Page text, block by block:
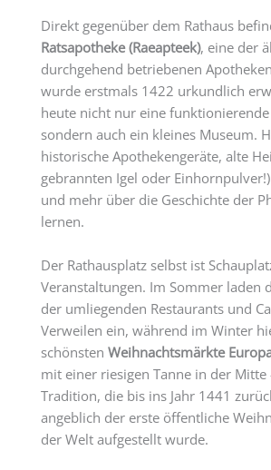
Direkt gegenüber dem Rathaus
Ratsapotheke (Raeapteek), eine der
durchgehend betriebenen
wurde erstmals 1422 urkundlich
heute nicht nur eine
sondern auch ein kleines Museum.
historische Apothekengeräte, alte
gebrannten Igel oder
und mehr über die Geschichte der
lernen.
Der Rathausplatz selbst ist
Veranstaltungen. Im Sommer laden
der umliegenden Restaurants und
Verweilen ein, während im Winter
schönsten Weihnachtsmärkte
mit einer riesigen Tanne in der Mitte
Tradition, die bis ins Jahr 1441
angeblich der erste öffentliche
der Welt aufgestellt wurde.